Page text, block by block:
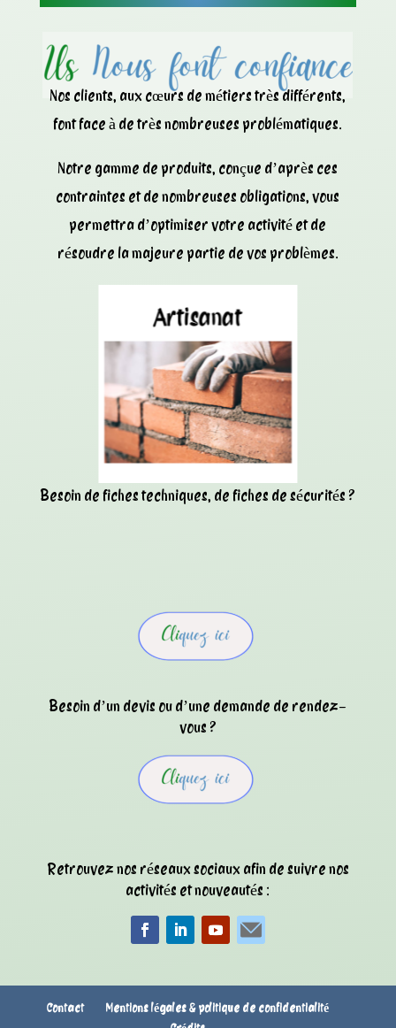
Nos clients, aux cœurs de métiers très différents,
font face à de très nombreuses problématiques.
Notre gamme de produits, conçue d’après ces
contraintes et de nombreuses obligations, vous
permettra d’optimiser votre activité et de
résoudre la majeure partie de vos problèmes.
Besoin de fiches techniques, de fiches de sécurités ?
Besoin d’un devis ou d’une demande de rendez-
vous ?
Retrouvez nos réseaux sociaux afin de suivre nos
activités et nouveautés :
Contact
Mentions légales & politique de confidentialité